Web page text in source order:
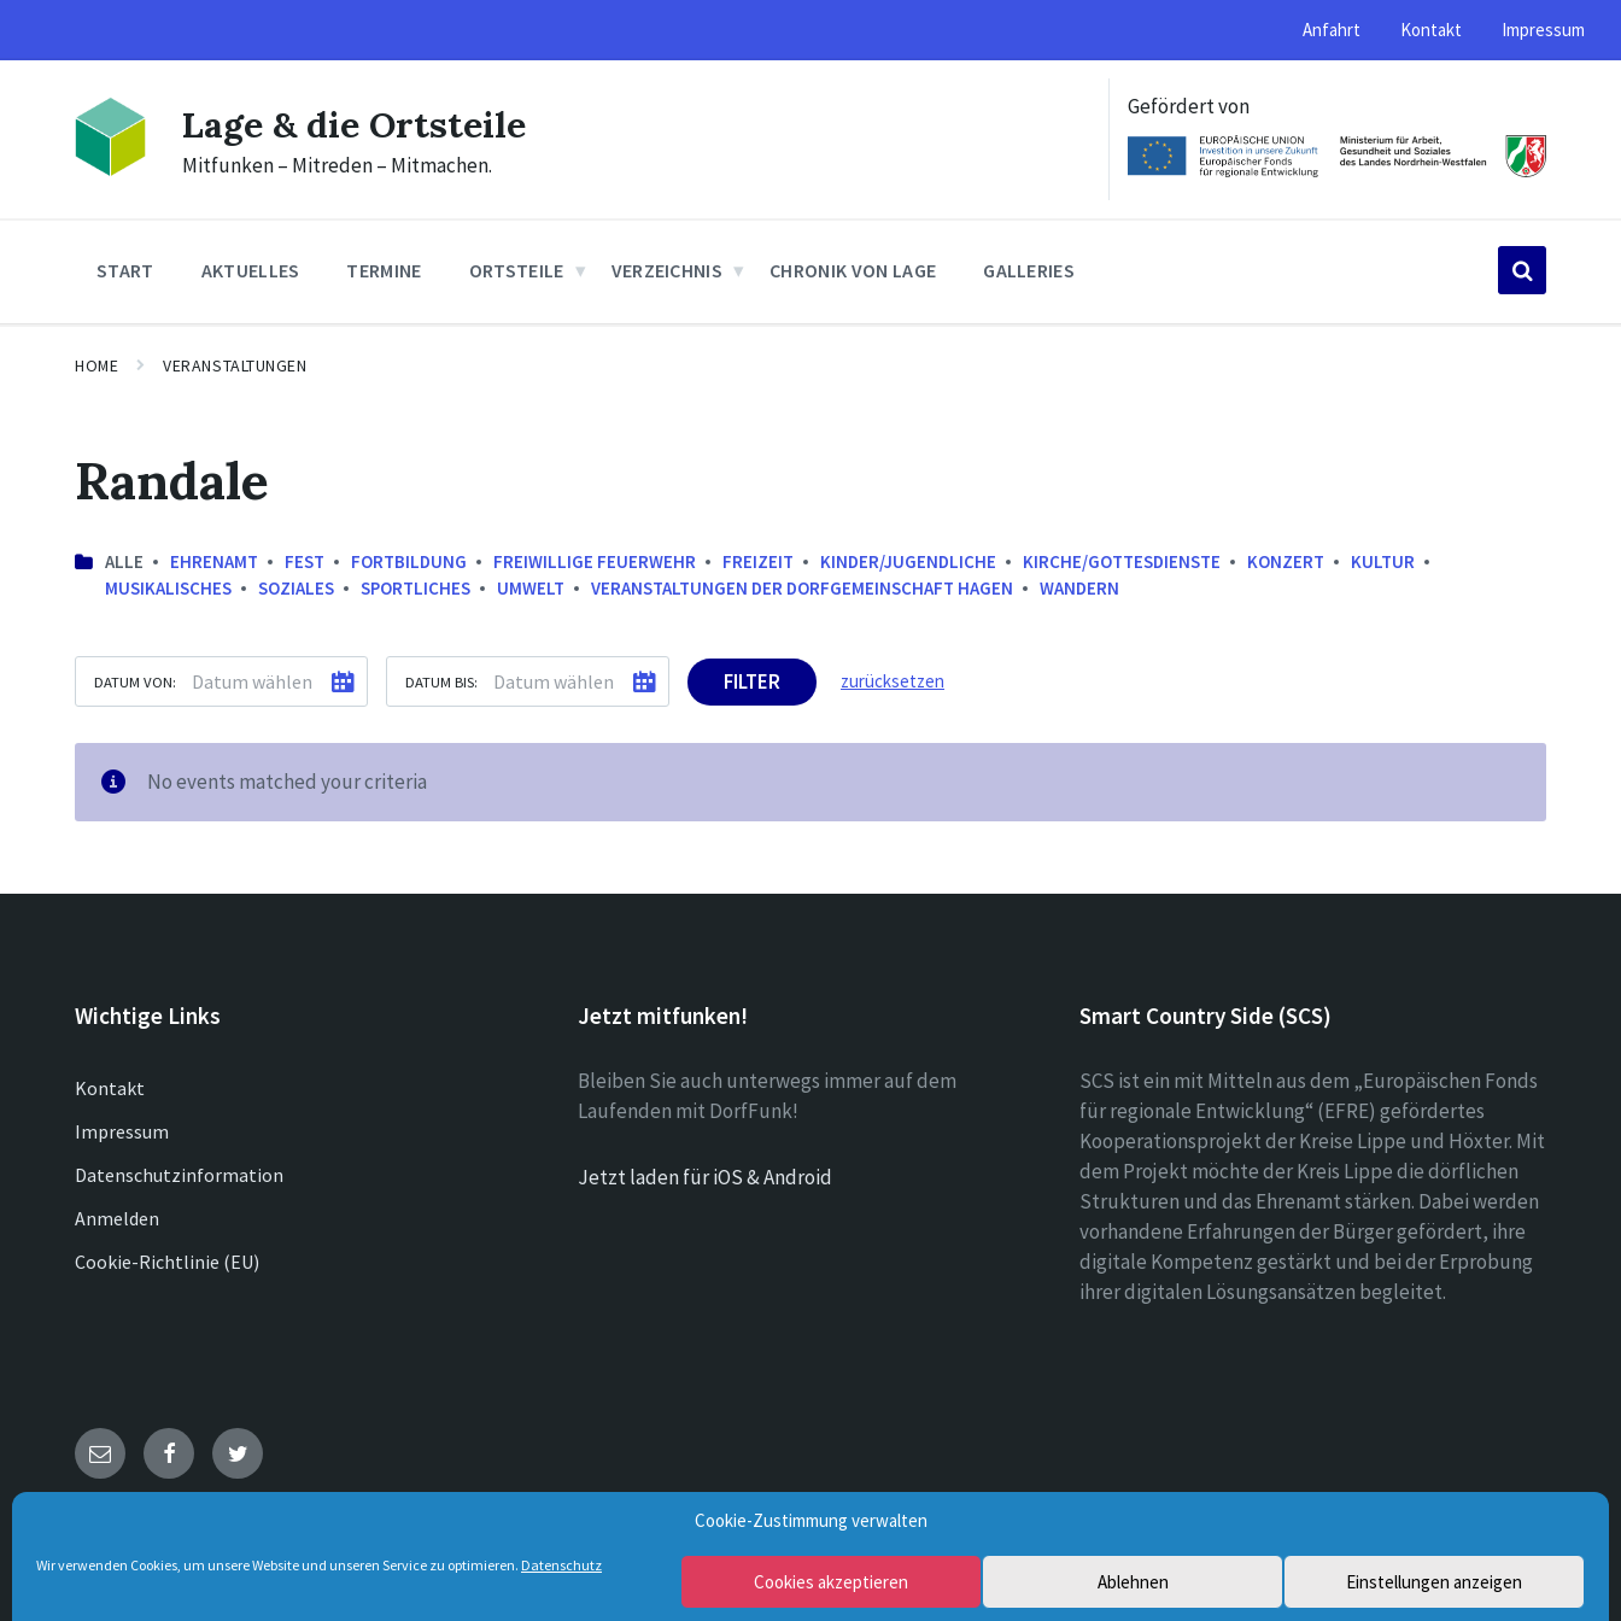
Cookie-Zustimmung verwalten
Wir verwenden Cookies, um unsere Website und unseren Service zu optimieren. Datenschutz
Cookies akzeptieren Ablehnen Einstellungen anzeigen
content
main
footer
Anfahrt Kontakt Impressum
Lage & die Ortsteile
Mitfunken – Mitreden – Mitmachen.
Gefördert von
START AKTUELLES TERMINE ORTSTEILE VERZEICHNIS CHRONIK VON LAGE GALLERIES
HOME VERANSTALTUNGEN
Randale
ALLE EHRENAMT FEST FORTBILDUNG FREIWILLIGE FEUERWEHR FREIZEIT KINDER/JUGENDLICHE KIRCHE/GOTTESDIENSTE KONZERT
KULTUR
MUSIKALISCHES
SOZIALES SPORTLICHES UMWELT VERANSTALTUNGEN DER DORFGEMEINSCHAFT HAGEN WANDERN
DATUM VON: DATUM BIS: FILTER zurücksetzen
No events matched your criteria
Wichtige Links
Kontakt
Impressum
Datenschutzinformation
Anmelden
Cookie-Richtlinie (EU)
Jetzt mitfunken!
Bleiben Sie auch unterwegs immer auf dem
Laufenden mit DorfFunk!
Jetzt laden für iOS & Android
Smart Country Side (SCS)
SCS ist ein mit Mitteln aus dem „Europäischen Fonds
für regionale Entwicklung“ (EFRE) gefördertes
Kooperationsprojekt der Kreise Lippe und Höxter. Mit
dem Projekt möchte der Kreis Lippe die dörflichen
Strukturen und das Ehrenamt stärken. Dabei werden
vorhandene Erfahrungen der Bürger gefördert, ihre
digitale Kompetenz gestärkt und bei der Erprobung
ihrer digitalen Lösungsansätzen begleitet.
E- FacebookTwitter